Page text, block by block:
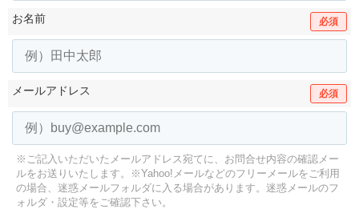
お名前 必須
メールアドレス 必須
※ご記入いただいたメールアドレス宛てに、お問合せ内容の確認メー
ルをお送りいたします。
※Yahoo!メールなどのフリーメールをご利用
の場合、迷惑メールフォルダに入る場合があります。 迷惑メールのフ
ォルダ・設定等をご確認下さい。